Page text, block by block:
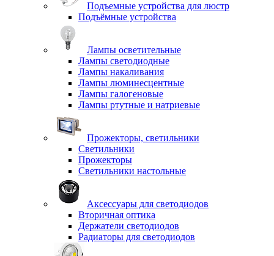
Подъемные устройства для люстр
Подъёмные устройства
Лампы осветительные
Лампы светодиодные
Лампы накаливания
Лампы люминесцентные
Лампы галогеновые
Лампы ртутные и натриевые
Прожекторы, светильники
Светильники
Прожекторы
Светильники настольные
Аксессуары для светодиодов
Вторичная оптика
Держатели светодиодов
Радиаторы для светодиодов